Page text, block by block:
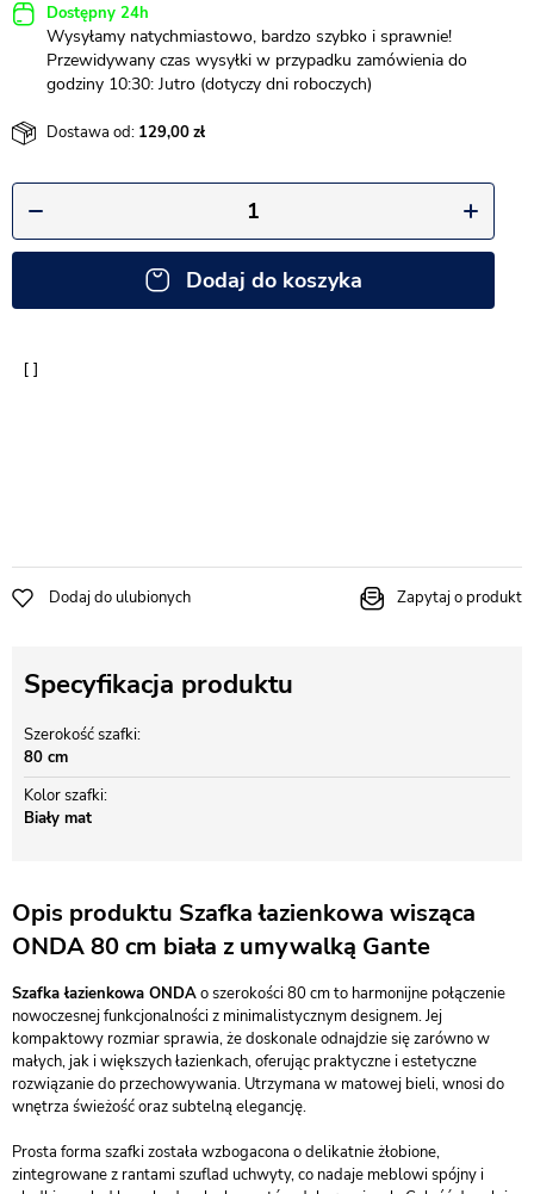
Dostępny 24h
Wysyłamy natychmiastowo, bardzo szybko i sprawnie!
Przewidywany czas wysyłki w przypadku zamówienia do
godziny 10:30: Jutro (dotyczy dni roboczych)
Dostawa od: 129,00
Dodaj do koszyka
Dodaj do ulubionych Zapytaj o produkt
Specyfikacja produktu
Szerokość szafki
80 cm
Kolor szafki
Biały mat
Opis produktu Szafka łazienkowa wisząca
ONDA 80 cm biała z umywalką Gante
Szafka łazienkowa ONDAo szerokości 80 cm to harmonijne połączenie
nowoczesnej funkcjonalności z minimalistycznym designem. Jej
kompaktowy rozmiar sprawia, że doskonale odnajdzie się zarówno w
małych, jak i większych łazienkach, oferując praktyczne i estetyczne
rozwiązanie do przechowywania. Utrzymana w matowej bieli, wnosi do
wnętrza świeżość oraz subtelną elegancję.
Prosta forma szafki została wzbogacona o delikatnie żłobione,
zintegrowane z rantami szuflad uchwyty, co nadaje meblowi spójny i